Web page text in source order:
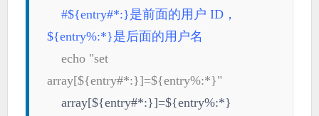
#${entry#*:}是前面的用户 ID，
${entry%:*}是后面的用户名
echo "set
array[${entry#*:}]=${entry%:*}"
array[${entry#*:}]=${entry%:*}